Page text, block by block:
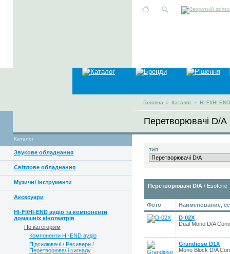
Головна » Каталог » HI-FI/HI-
Перетворювачі D/A
Каталог
Звукове обладнання
Світлове обладнання
Музичні інструменти
Аксесуари
HI-FI/HI-END аудіо та компоненти
домашніх кінотеатрів
По категоріям
Компоненти HI-END аудіо
Підсилювачі / Ресивери /
Перетворювачі сигналу
тип
Перетворювачі D/A / Esoteric
Фото Наименование,
D-02X
Dual Mono D/A
Grandioso D1X
Mono Block D/A